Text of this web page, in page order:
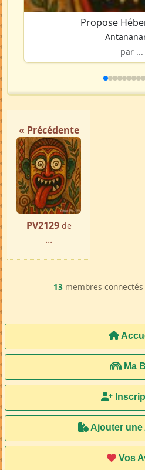
Propose
par ...
« Précédente
PV2129 de
...
13 membres connectés
Ma
Ajouter une
Vos